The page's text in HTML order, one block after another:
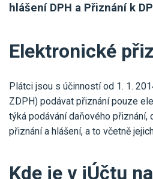
hlášení DPH a Přiznání k
Elektronické
Plátci jsou s účinností od 1. 1.
ZDPH) podávat přiznání pouze
týká podávání daňového přiznání,
přiznání a hlášení, a to včetně
Kde je v iÚčtu